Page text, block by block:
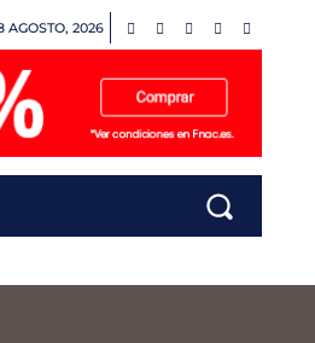
AGOSTO, 2026